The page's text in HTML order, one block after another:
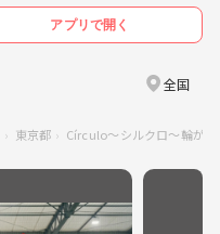
アプリで開く
全国
東京都 Círculo〜シルクロ〜輪が